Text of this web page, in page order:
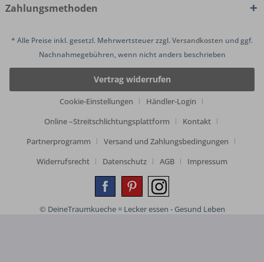
Zahlungsmethoden
* Alle Preise inkl. gesetzl. Mehrwertsteuer zzgl.Versandkosten und ggf.
Nachnahmegebühren, wenn nicht anders beschrieben
Vertrag widerrufen
Cookie-Einstellungen
Händler-Login
Online –Streitschlichtungsplattform
Kontakt
Partnerprogramm
Versand und Zahlungsbedingungen
Widerrufsrecht
Datenschutz AGB Impressum
© DeineTraumkueche = Lecker essen - Gesund Leben